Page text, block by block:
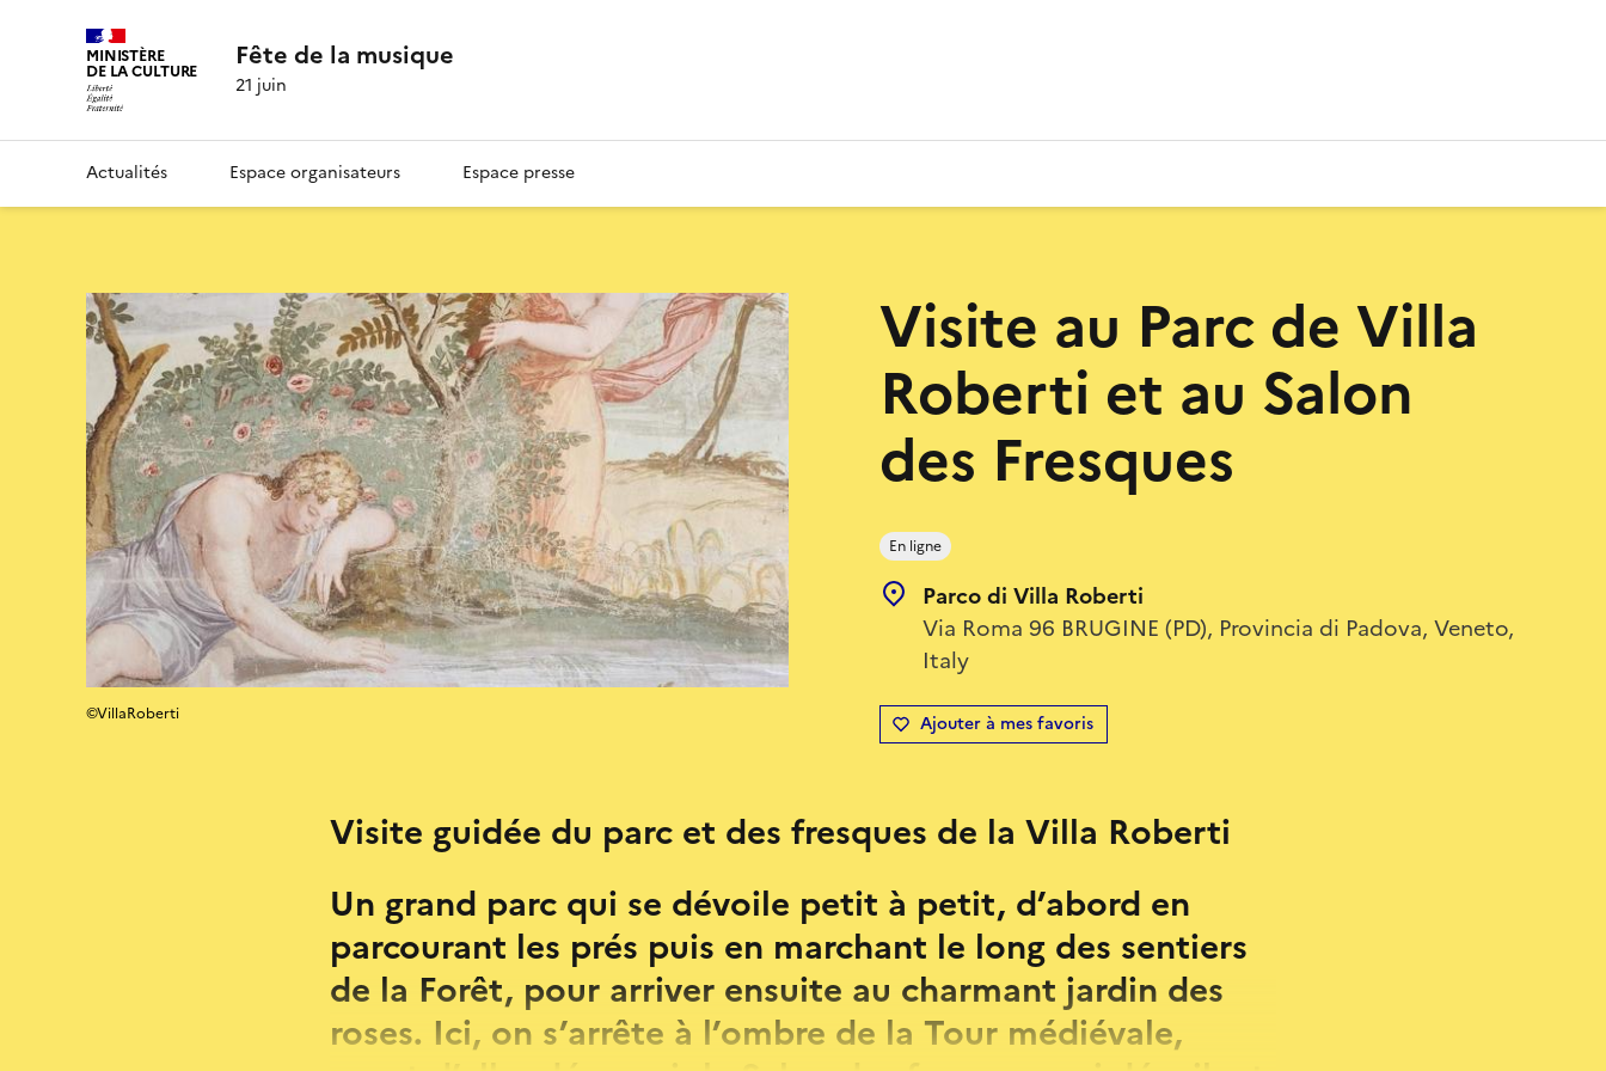
MINISTÈRE
DE LA CULTURE Fête de la musique
21 juin
Actualités Espace organisateurs Espace presse
Visite au Parc de Villa
Roberti et au Salon
des Fresques
En ligne
Parco di Villa Roberti
Via Roma 96 BRUGINE (PD), Provincia di Padova, Veneto,
Italy
Ajouter à mes favoris
©VillaRoberti
Visite guidée du parc et des fresques de la Villa Roberti
Un grand parc qui se dévoile petit à petit, d’abord en
parcourant les prés puis en marchant le long des sentiers
de la Forêt, pour arriver ensuite au charmant jardin des
roses. Ici, on s’arrête à l’ombre de la Tour médiévale,